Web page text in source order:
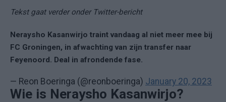
Tekst gaat verder onder Twitter-bericht
Neraysho Kasanwirjo traint vandaag al niet meer mee bij
FC Groningen, in afwachting van zijn transfer naar
Feyenoord. Deal in afrondende fase.
— Reon Boeringa (@reonboeringa) January 20, 2023
Wie is Neraysho Kasanwirjo?